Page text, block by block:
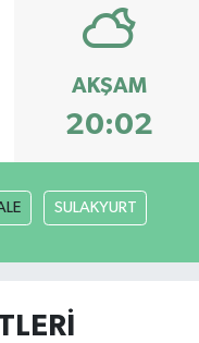
AKŞAM
20:02
SULAKYURT